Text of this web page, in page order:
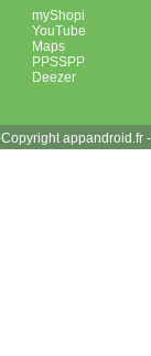
myShopi
YouTube
Maps
PPSSPP
Deezer
Copyright appandroid.fr